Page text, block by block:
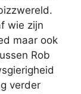
wie zijn
maar ook
Rob
verder